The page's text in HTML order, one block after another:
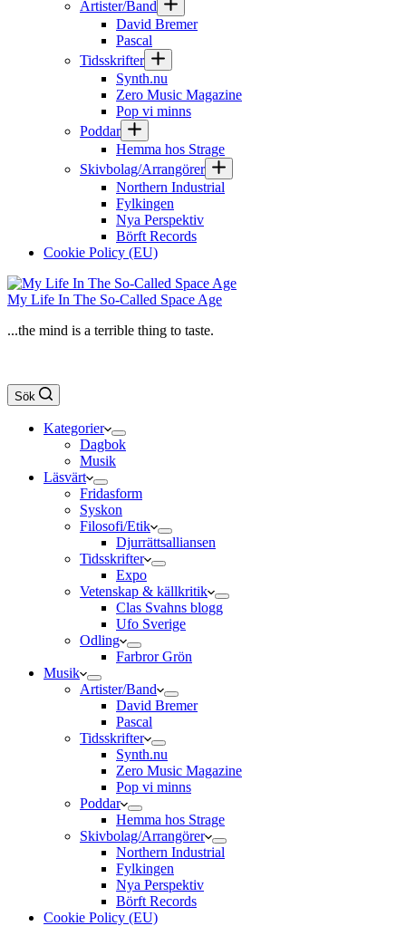
Artister/Band
David Bremer
Pascal
Tidsskrifter
Synth.nu
Zero Music Magazine
Pop vi minns
Poddar
Hemma hos Strage
Skivbolag/Arrangörer
Northern Industrial
Fylkingen
Nya Perspektiv
Börft Records
Cookie Policy (EU)
My Life In The So-Called Space Age
...the mind is a terrible thing to taste.
Sök
Kategorier
Dagbok
Musik
Läsvärt
Fridasform
Syskon
Filosofi/Etik
Djurrättsalliansen
Tidsskrifter
Expo
Vetenskap & källkritik
Clas Svahns blogg
Ufo Sverige
Odling
Farbror Grön
Musik
Artister/Band
David Bremer
Pascal
Tidsskrifter
Synth.nu
Zero Music Magazine
Pop vi minns
Poddar
Hemma hos Strage
Skivbolag/Arrangörer
Northern Industrial
Fylkingen
Nya Perspektiv
Börft Records
Cookie Policy (EU)